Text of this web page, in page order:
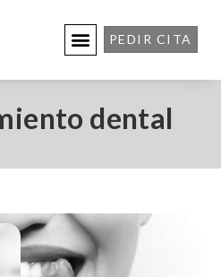
PEDIR CITA
dental